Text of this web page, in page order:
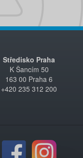
Středisko Praha
K Šancím 50
163 00 Praha 6
+420 235 312 200